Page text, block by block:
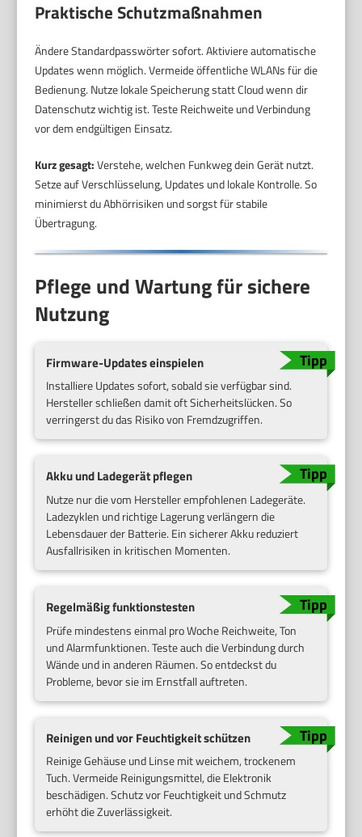
Praktische Schutzmaßnahmen
Ändere Standardpasswörter sofort. Aktiviere automatische
Updates wenn möglich. Vermeide öffentliche WLANs für die
Bedienung. Nutze lokale Speicherung statt Cloud wenn dir
Datenschutz wichtig ist. Teste Reichweite und Verbindung
vor dem endgültigen Einsatz.
Kurz gesagt:Verstehe, welchen Funkweg dein Gerät nutzt.
Setze auf Verschlüsselung, Updates und lokale Kontrolle. So
minimierst du Abhörrisiken und sorgst für stabile
Übertragung.
Pflege und Wartung für sichere
Nutzung
Firmware-Updates einspielen
Installiere Updates sofort, sobald sie verfügbar sind.
Hersteller schließen damit oft Sicherheitslücken. So
verringerst du das Risiko von Fremdzugriffen.
Akku und Ladegerät pflegen
Nutze nur die vom Hersteller empfohlenen Ladegeräte.
Ladezyklen und richtige Lagerung verlängern die
Lebensdauer der Batterie. Ein sicherer Akku reduziert
Ausfallrisiken in kritischen Momenten.
Regelmäßig funktionstesten
Prüfe mindestens einmal pro Woche Reichweite, Ton
und Alarmfunktionen. Teste auch die Verbindung durch
Wände und in anderen Räumen. So entdeckst du
Probleme, bevor sie im Ernstfall auftreten.
Reinigen und vor Feuchtigkeit schützen
Reinige Gehäuse und Linse mit weichem, trockenem
Tuch. Vermeide Reinigungsmittel, die Elektronik
beschädigen. Schutz vor Feuchtigkeit und Schmutz
erhöht die Zuverlässigkeit.